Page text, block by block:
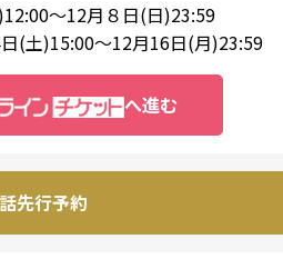
～12月８日(日)23:59
(土)15:00～12月16日(月)23:59
へ進む
先行予約